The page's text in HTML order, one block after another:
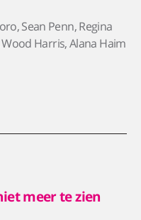
Sean Penn, Regina
Harris, Alana Haim
meer te zien